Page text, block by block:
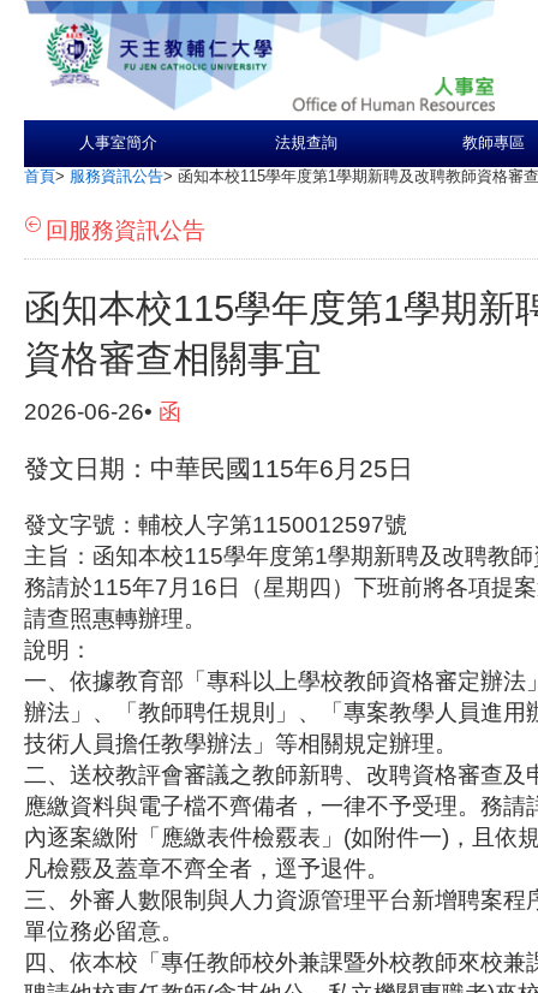
人事室簡介 法規查詢 教師專區
首頁> 服務資訊公告> 函知本校115學年度第1學期新聘及改聘教師資格審
回服務資訊公告
函知本校115學年度第1學期新
資格審查相關事宜
2026-06-26• 函
發文日期：中華民國115年6月25日
發文字號：輔校人字第1150012597號
主旨：函知本校115學年度第1學期新聘及改聘教
務請於115年7月16日（星期四）下班前將各項提
請查照惠轉辦理。
說明：
一、依據教育部「專科以上學校教師資格審定辦法
辦法」、「教師聘任規則」、「專案教學人員進用
技術人員擔任教學辦法」等相關規定辦理。
二、送校教評會審議之教師新聘、改聘資格審查及
應繳資料與電子檔不齊備者，一律不予受理。務請
內逐案繳附「應繳表件檢覈表」(如附件一)，且依
凡檢覈及蓋章不齊全者，逕予退件。
三、外審人數限制與人力資源管理平台新增聘案程
單位務必留意。
四、依本校「專任教師校外兼課暨外校教師來校兼